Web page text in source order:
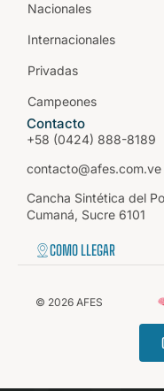
Nacionales
Internacionales
Privadas
Campeones
Contacto
+58 (0424) 888-8189
contacto@afes.com.ve
Cancha Sintética del
Cumaná, Sucre 6101
COMO LLEGAR
© 2026AFES